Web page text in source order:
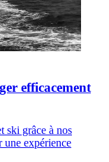
efficacement
ski grâce à nos
une expérience